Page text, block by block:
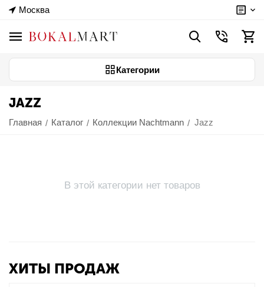
Москва
Категории
JAZZ
Главная / Каталог / Коллекции Nachtmann / Jazz
В этой категории нет товаров
ХИТЫ ПРОДАЖ